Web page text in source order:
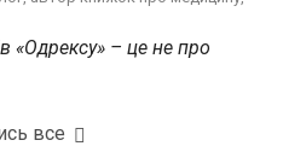
«Одрексу» – це не про
все